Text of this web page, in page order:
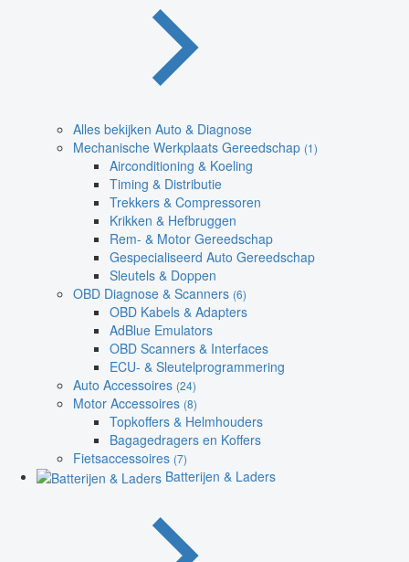
Alles bekijken Auto & Diagnose
Mechanische Werkplaats Gereedschap (1)
Airconditioning & Koeling
Timing & Distributie
Trekkers & Compressoren
Krikken & Hefbruggen
Rem- & Motor Gereedschap
Gespecialiseerd Auto Gereedschap
Sleutels & Doppen
OBD Diagnose & Scanners (6)
OBD Kabels & Adapters
AdBlue Emulators
OBD Scanners & Interfaces
ECU- & Sleutelprogrammering
Auto Accessoires (24)
Motor Accessoires (8)
Topkoffers & Helmhouders
Bagagedragers en Koffers
Fietsaccessoires (7)
Batterijen & Laders